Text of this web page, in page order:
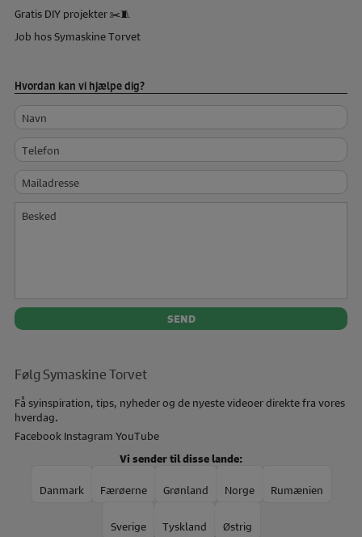
Gratis DIY projekter ✂️🧵
Job hos Symaskine Torvet
Hvordan kan vi hjælpe dig?
Navn
Telefon
Mailadresse
Besked
Følg Symaskine Torvet
Få syinspiration, tips, nyheder og de nyeste videoer direkte fra vores
hverdag.
Facebook Instagram YouTube
Vi sender til disse lande:
Danmark Færøerne Grønland Norge Rumænien
Sverige Tyskland Østrig